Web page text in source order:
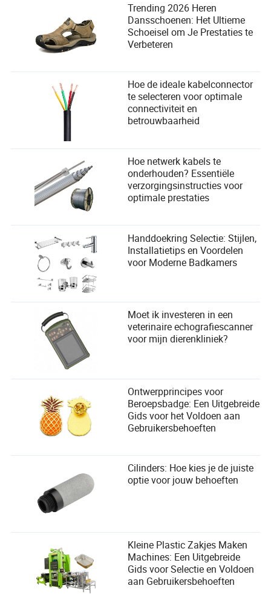
Trending 2026 Heren
Dansschoenen: Het Ultieme
Schoeisel om Je Prestaties te
Verbeteren
Hoe de ideale kabelconnector
te selecteren voor optimale
connectiviteit en
betrouwbaarheid
Hoe netwerk kabels te
onderhouden? Essentiële
verzorgingsinstructies voor
optimale prestaties
Handdoekring Selectie: Stijlen,
Installatietips en Voordelen
voor Moderne Badkamers
Moet ik investeren in een
veterinaire echografiescanner
voor mijn dierenkliniek?
Ontwerpprincipes voor
Beroepsbadge: Een Uitgebreide
Gids voor het Voldoen aan
Gebruikersbehoeften
Cilinders: Hoe kies je de juiste
optie voor jouw behoeften
Kleine Plastic Zakjes Maken
Machines: Een Uitgebreide
Gids voor Selectie en Voldoen
aan Gebruikersbehoeften